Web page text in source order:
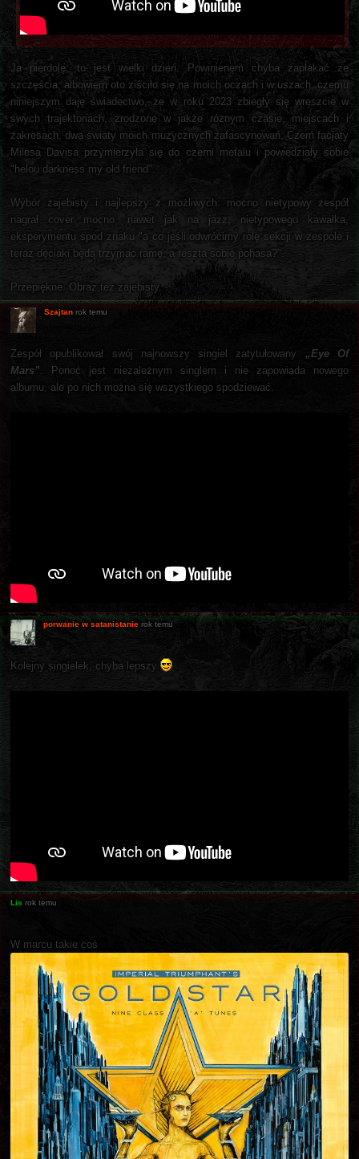
Ja pierdolę, to jest wielki dzień. Powinienem chyba zapłakać ze
szczęścia, albowiem oto ziściło się na moich oczach i w uszach, czemu
niniejszym daję świadectwo, że w roku 2023 zbiegły się wreszcie w
swych trajektoriach, zrodzone w jakże różnym czasie, miejscach i
zakresach, dwa światy moich muzycznych zafascynowań. Czerń facjaty
Milesa Davisa przymierzyła się do czerni metalu i powiedziały sobie
"helou darkness my old friend".
Wybór zajebisty i najlepszy z możliwych: mocno nietypowy zespół
nagrał cover mocno, nawet jak na jazz, nietypowego kawałka,
eksperymentu spod znaku "a co jeśli odwrócimy rolę sekcji w zespole i
teraz dęciaki będą trzymać ramę, a reszta sobie pohasa?".
Przepiękne. Obraz też zajebisty.
Szajtan rok temu
Zespół opublikował swój najnowszy singiel zatytułowany „Eye Of
Mars” . Ponoć jest niezależnym singlem i nie zapowiada nowego
albumu, ale po nich można się wszystkiego spodziewać.
porwanie w satanistanie rok temu
Kolejny singielek, chyba lepszy
Lis rok temu
W marcu takie coś